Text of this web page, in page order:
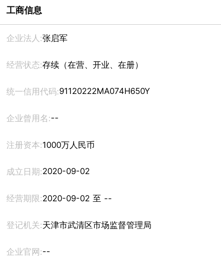
工商信息
企业法人:张启军
经营状态:存续（在营、开业、在册）
统一信用代码:91120222MA074H650Y
企业曾用名:--
注册资本:1000万人民币
成立日期:2020-09-02
经营期限: 2020-09-02 至 --
登记机关:天津市武清区市场监督管理局
企业官网:--